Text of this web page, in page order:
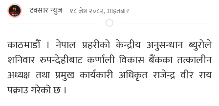
टक्सार न्युज १८ जेष्ठ २०८२, आइतबार
काठमाडौँ । नेपाल प्रहरीको केन्द्रीय अनुसन्धान ब्युरोले
शनिवार रुपन्देहीबाट कर्णाली विकास बैंकका तत्कालीन
अध्यक्ष तथा प्रमुख कार्यकारी अधिकृत राजेन्द्र वीर राय
पक्राउ गरेको छ ।